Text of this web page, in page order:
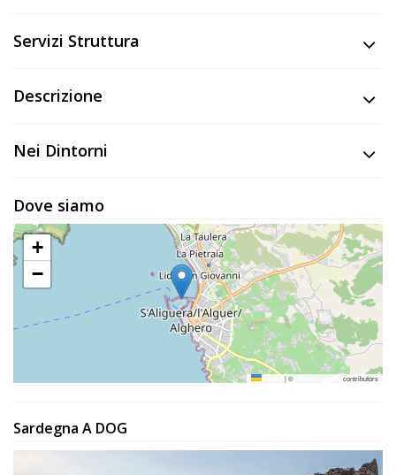
SCONTO
Tutorial
Lavora
Noi
Inserisci
Attività
Registrati
Servizi Struttura
Descrizione
Nei Dintorni
Dove siamo
+
−
Leaflet |© contributors
Sardegna A DOG